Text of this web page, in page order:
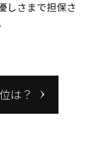
しさまで担保さ
は？